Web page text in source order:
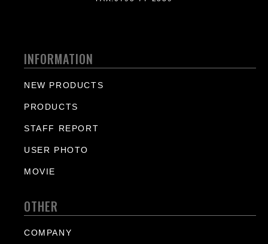
INFORMATION
NEW PRODUCTS
PRODUCTS
STAFF REPORT
USER PHOTO
MOVIE
OTHER
COMPANY